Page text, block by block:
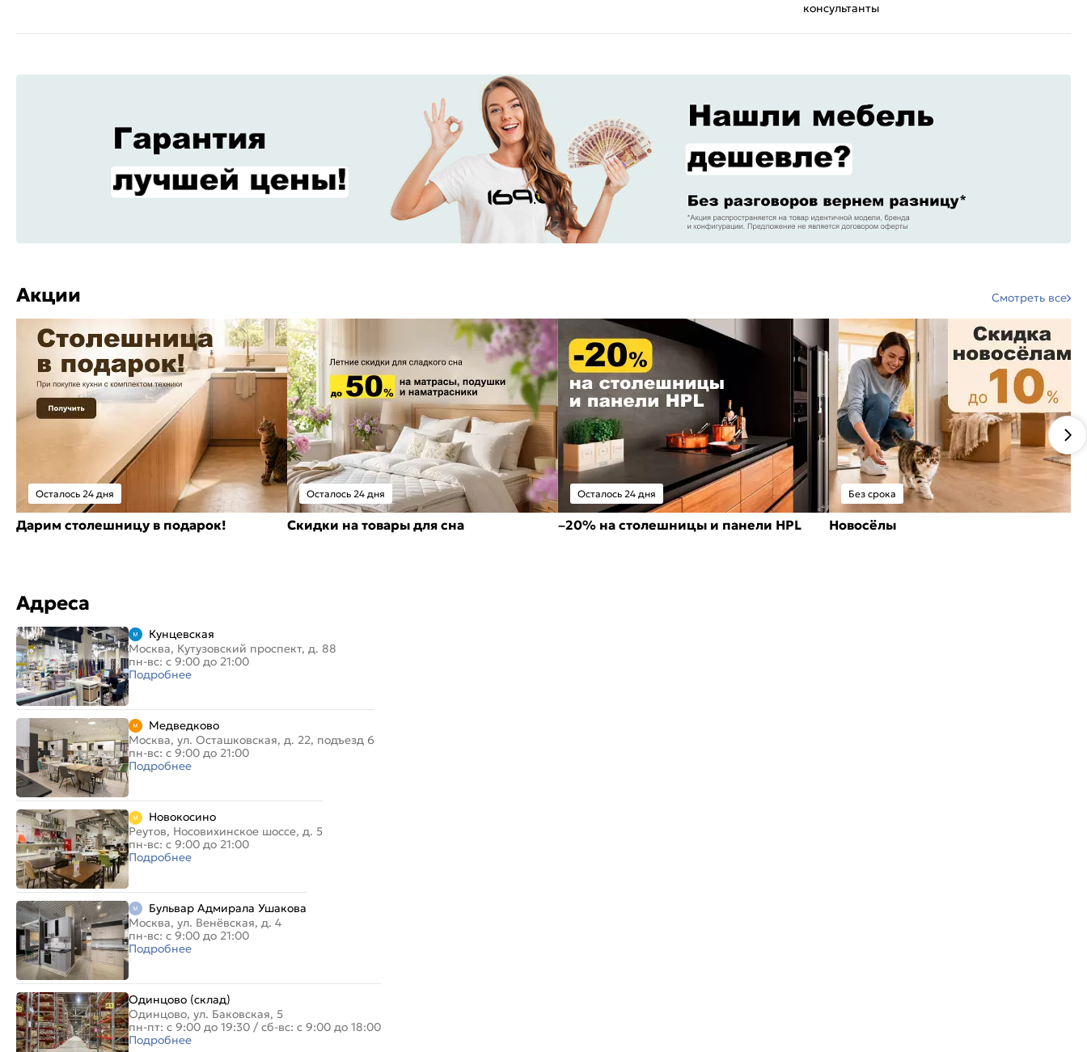
консультанты
Акции Смотреть все
Осталось 24 дня
Дарим столешницу в подарок!
Осталось 24 дня
Скидки на товары для сна
Осталось 24 дня
–20% на столешницы и панели HPL
Без срока
Новосёлы
Адреса
Кунцевская
Москва, Кутузовский проспект, д. 88
пн-вс: с 9:00 до 21:00
Подробнее
Медведково
Москва, ул. Осташковская, д. 22, подъезд 6
пн-вс: с 9:00 до 21:00
Подробнее
Новокосино
Реутов, Носовихинское шоссе, д. 5
пн-вс: с 9:00 до 21:00
Подробнее
Бульвар Адмирала Ушакова
Москва, ул. Венёвская, д. 4
пн-вс: с 9:00 до 21:00
Подробнее
Одинцово (склад)
Одинцово, ул. Баковская, 5
пн-пт: с 9:00 до 19:30 / сб-вс: с 9:00 до 18:00
Подробнее